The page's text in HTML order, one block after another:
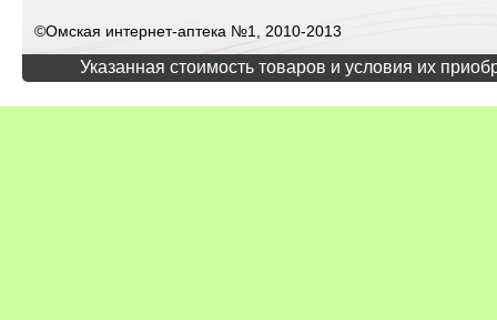
©Омская интернет-аптека №1, 2010-2013
Указанная стоимость товаров и условия их